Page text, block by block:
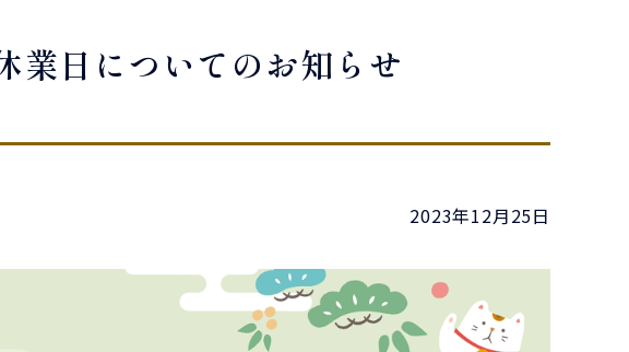
業日についてのお知らせ
2023年12月25日